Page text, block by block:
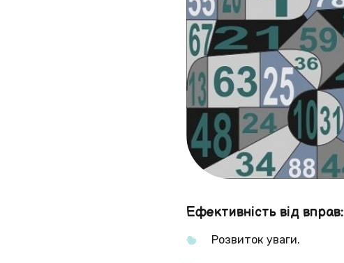
Ефективність від вправ:
Розвиток уваги.